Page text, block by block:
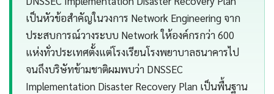
เป็นหัวข้อสำคัญในวงการ Network Engineering จาก
ประสบการณ์วางระบบ Network ให้องค์กรกว่า 600
แห่งทั่วประเทศตั้งแต่โรงเรียนโรงพยาบาลธนาคารไป
จนถึงบริษัทข้ามชาติผมพบว่า DNSSEC
Implementation Disaster Recovery Plan เป็นพื้นฐาน